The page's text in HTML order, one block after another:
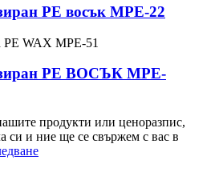
PE восък MPE-22
PE ВОСЪК MPE-
продукти или ценоразпис,
си и ние ще се свържем с вас в